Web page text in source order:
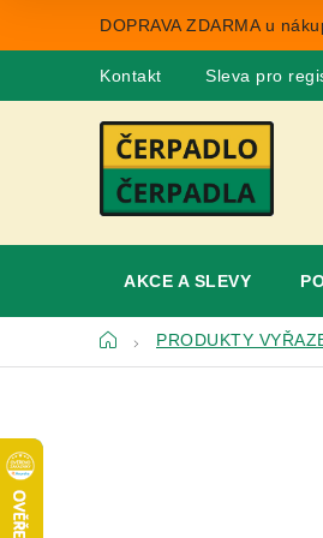
DOPRAVA ZDARMA u
Kontakt Sleva pro
AKCE A SLEVY
DomůPRODUKTY